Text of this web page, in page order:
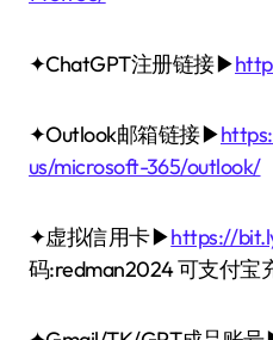
✦ChatGPT注册链接▶
✦Outlook邮箱链接▶
us/microsoft-365/outlook/
✦虚拟信用卡▶https://
码:redman2024 可支付宝